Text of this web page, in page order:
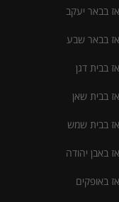
בבאר יעקב
בבאר שבע
בבית דגן
בבית שאן
בבית שמש
באבן יהודה
באופקים